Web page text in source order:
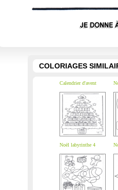
COLORIAGES
Calendrier d'avent
Noël labyrinthe 4